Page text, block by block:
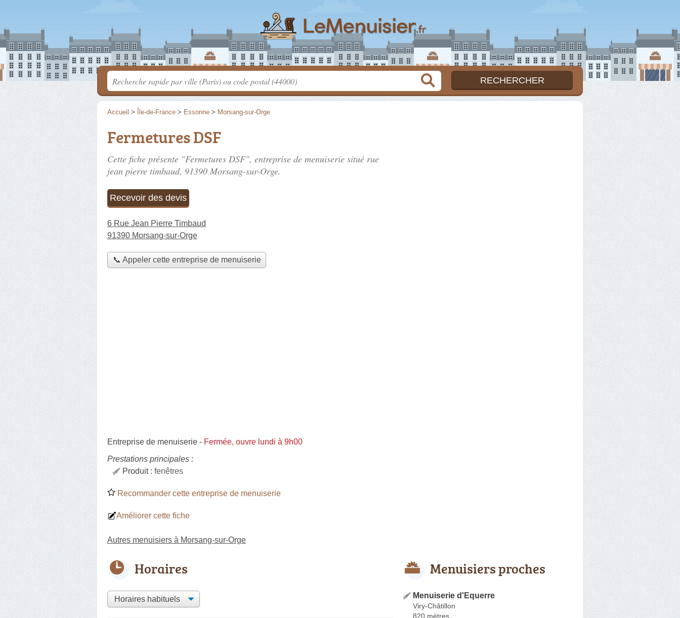
Accueil > Île-de-France > Essonne > Morsang-sur-Orge
Fermetures DSF
Cette fiche présente "Fermetures DSF", entreprise de menuiserie situé rue
jean pierre timbaud, 91390 Morsang-sur-Orge.
Recevoir des devis
6 Rue Jean Pierre Timbaud
91390 Morsang-sur-Orge
📞 Appeler cette entreprise de menuiserie
Entreprise de menuiserie - Fermée, ouvre lundi à 9h00
Prestations principales :
Produit : fenêtres
Recommander cette entreprise de menuiserie
Améliorer cette fiche
Autres menuisiers à Morsang-sur-Orge
Horaires Menuisiers proches
Menuiserie d'Equerre
Viry-Châtillon
820 mètres